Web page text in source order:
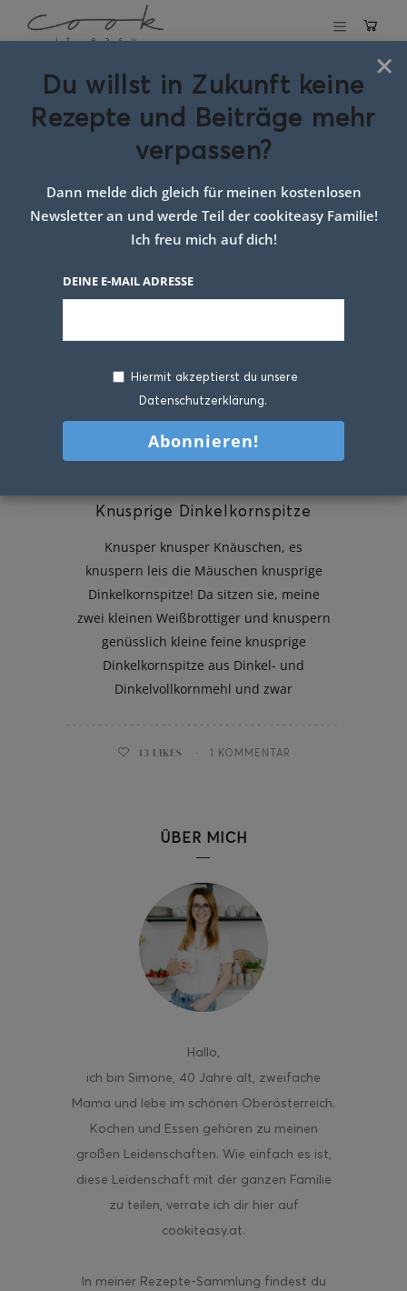
Schlagwort:
einfaches rezept
für dinkel
brötchen
Knusprige Dinkelkornspitze
Knusper knusper Knäuschen, es
knuspern leis die Mäuschen knusprige
Dinkelkornspitze! Da sitzen sie, meine
zwei kleinen Weißbrottiger und knuspern
genüsslich kleine feine knusprige
Dinkelkornspitze aus Dinkel- und
Dinkelvollkornmehl und zwar
13 LIKES 1 KOMMENTAR
ÜBER MICH
Hallo,
ich bin Simone, 40 Jahre alt, zweifache
Mama und lebe im schönen Oberösterreich.
Kochen und Essen gehören zu meinen
großen Leidenschaften. Wie einfach es ist,
diese Leidenschaft mit der ganzen Familie
zu teilen, verrate ich dir hier auf
cookiteasy.at.
In meiner Rezepte-Sammlung findest du
×
Du willst in Zukunft keine
Rezepte und Beiträge mehr
verpassen?
Dann melde dich gleich für meinen kostenlosen
Newsletter an und werde Teil der cookiteasy Familie!
Ich freu mich auf dich!
DEINE E-MAIL ADRESSE
Hiermit akzeptierst du unsere
Datenschutzerklärung.